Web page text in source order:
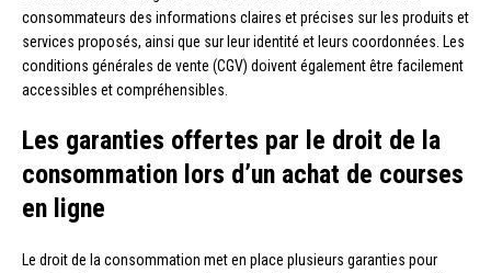
consommateurs des informations claires et précises sur les produits et
services proposés, ainsi que sur leur identité et leurs coordonnées. Les
conditions générales de vente (CGV) doivent également être facilement
accessibles et compréhensibles.
Les garanties offertes par le droit de la
consommation lors d’un achat de courses
en ligne
Le droit de la consommation met en place plusieurs garanties pour